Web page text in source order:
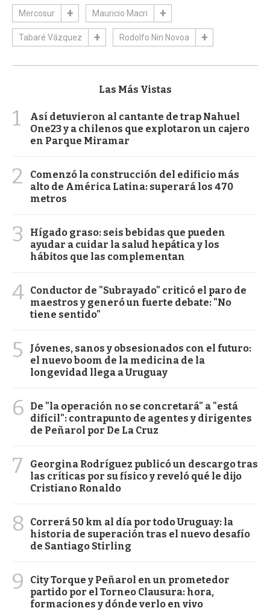
Mercosur Mauricio Macri
Tabaré Vázquez Rodolfo Nin Novoa
Las Más Vistas
1
Así detuvieron al cantante de trap Nahuel
One23 y a chilenos que explotaron un cajero
en Parque Miramar
2
Comenzó la construcción del edificio más
alto de América Latina: superará los 470
metros
3
Hígado graso: seis bebidas que pueden
ayudar a cuidar la salud hepática y los
hábitos que las complementan
4 Conductor de "Subrayado" criticó el paro de
maestros y generó un fuerte debate: "No
tiene sentido"
5
Jóvenes, sanos y obsesionados con el futuro:
el nuevo boom de la medicina de la
longevidad llega a Uruguay
6
De "la operación no se concretará" a "está
difícil": contrapunto de agentes y dirigentes
de Peñarol por De La Cruz
7
Georgina Rodríguez publicó un descargo tras
las críticas por su físico y reveló qué le dijo
Cristiano Ronaldo
8
Correrá 50 km al día por todo Uruguay: la
historia de superación tras el nuevo desafío
de Santiago Stirling
9
City Torque y Peñarol en un prometedor
partido por el Torneo Clausura: hora,
formaciones y dónde verlo en vivo